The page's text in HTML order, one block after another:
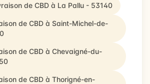
de CBD à La Pallu - 53140
de CBD à Saint-Michel-de-
de CBD à Chevaigné-du-
de CBD à Thorigné-en-